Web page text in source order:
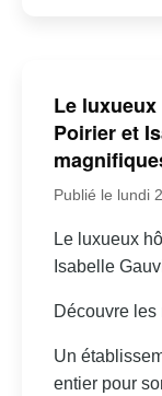
Le
Poirier et
Publié le lundi
Le luxueux
Isabelle
Découvre les
Un
entier pour